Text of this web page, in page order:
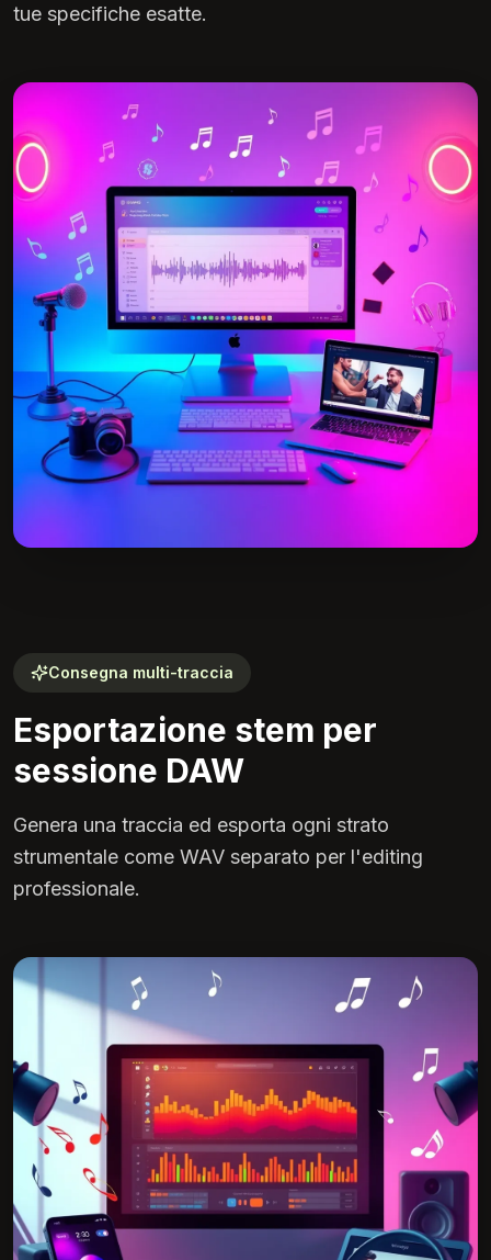
tue specifiche esatte.
Consegna multi-traccia
Esportazione stem per
sessione DAW
Genera una traccia ed esporta ogni strato
strumentale come WAV separato per l'editing
professionale.